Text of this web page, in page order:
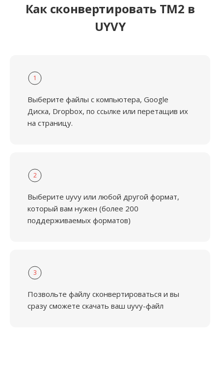
Как сконвертировать TM2 в
UYVY
1
Выберите файлы с компьютера, Google
Диска, Dropbox, по ссылке или перетащив их
на страницу.
2
Выберите uyvy или любой другой формат,
который вам нужен (более 200
поддерживаемых форматов)
3
Позвольте файлу сконвертироваться и вы
сразу сможете скачать ваш uyvy-файл